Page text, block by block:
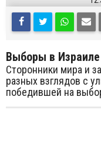
Выборы в
Сторонники мира и
разных взглядов с
победившей на